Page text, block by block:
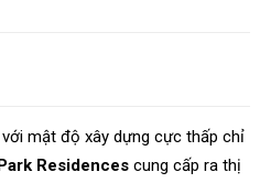
mật độ xây dựng cực thấp chỉ
Residencescung cấp ra thị